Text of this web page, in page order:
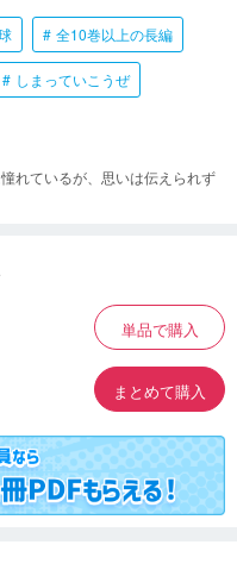
全10巻以上の長編
しまっていこうぜ
れているが、思いは伝えられず
単品で購入
まとめて購入